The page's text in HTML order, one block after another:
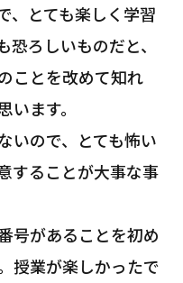
、とても楽しく学習
ろしいものだと、
ことを改めて知れ
ます。
いので、とても怖い
することが大事な事
号があることを初め
授業が楽しかったで